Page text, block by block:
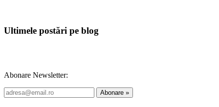
Ultimele postări pe blog
Abonare Newsletter: